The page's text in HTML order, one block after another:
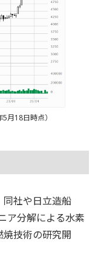
月18日時点）
同社や日立造船
ア分解による水素
技術の研究開